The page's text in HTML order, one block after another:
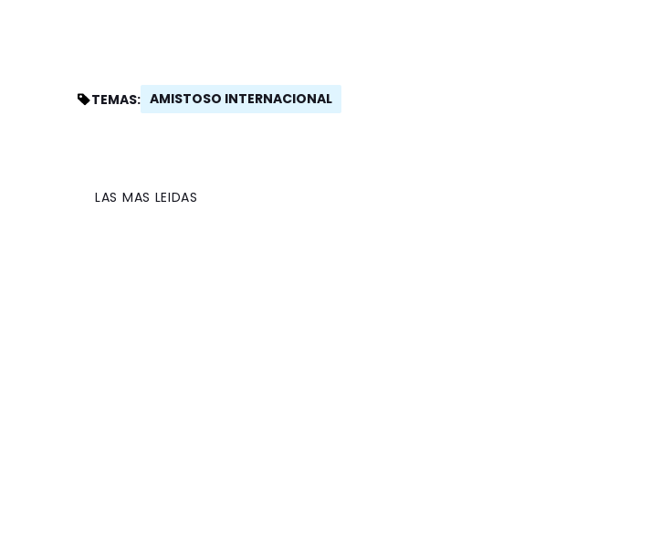
TEMAS: AMISTOSO INTERNACIONAL
LAS MAS LEIDAS